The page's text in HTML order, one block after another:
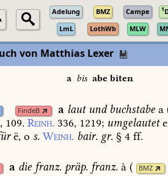
Adelung BMZ Campe 1
LmL
LothWb MLW
von Matthias Lexer
a bis abe biten
FindeB a lautundbuchstabe a
109. Reinh. 336, 1219; umgelautet
ë, o s. Weinh. bair. gr. § 4 ff.
a die franz. präp. franz. à ( BMZ